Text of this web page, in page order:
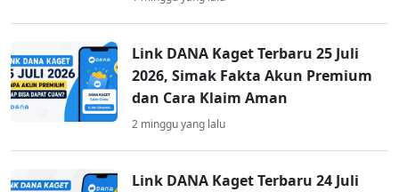
Link DANA Kaget Terbaru 25 Juli
2026, Simak Fakta Akun Premium
dan Cara Klaim Aman
2 minggu yang lalu
Link DANA Kaget Terbaru 24 Juli